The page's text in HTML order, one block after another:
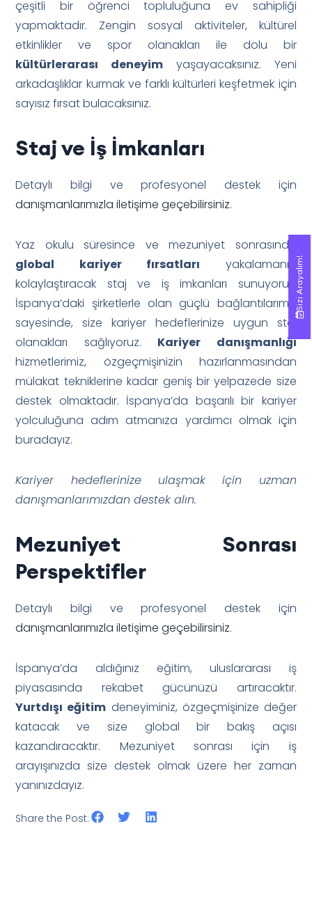
çeşitli bir öğrenci topluluğuna ev sahipliği
yapmaktadır. Zengin sosyal aktiviteler, kültürel
etkinlikler ve spor olanakları ile dolu bir
kültürlerarası deneyim yaşayacaksınız. Yeni
arkadaşlıklar kurmak ve farklı kültürleri keşfetmek için
sayısız fırsat bulacaksınız.
Staj ve İş İmkanları
Detaylı bilgi ve profesyonel destek için
danışmanlarımızla iletişime geçebilirsiniz.
Yaz okulu süresince ve mezuniyet sonrasında
global kariyer fırsatları yakalamanızı
kolaylaştıracak staj ve iş imkanları sunuyoruz.
İspanya’daki şirketlerle olan güçlü bağlantılarımız
sayesinde, size kariyer hedeflerinize uygun staj
olanakları sağlıyoruz. Kariyer danışmanlığı
hizmetlerimiz, özgeçmişinizin hazırlanmasından
mülakat tekniklerine kadar geniş bir yelpazede size
destek olmaktadır. İspanya’da başarılı bir kariyer
yolculuğuna adım atmanıza yardımcı olmak için
buradayız.
Kariyer hedeflerinize ulaşmak için uzman
danışmanlarımızdan destek alın.
Mezuniyet Sonrası
Perspektifler
Detaylı bilgi ve profesyonel destek için
danışmanlarımızla iletişime geçebilirsiniz.
İspanya’da aldığınız eğitim, uluslararası iş
piyasasında rekabet gücünüzü artıracaktır.
Yurtdışı eğitim deneyiminiz, özgeçmişinize değer
katacak ve size global bir bakış açısı
kazandıracaktır. Mezuniyet sonrası için iş
arayışınızda size destek olmak üzere her zaman
yanınızdayız.
Share the Post:
Sizi Arayalım!
Sizi Arayalım!